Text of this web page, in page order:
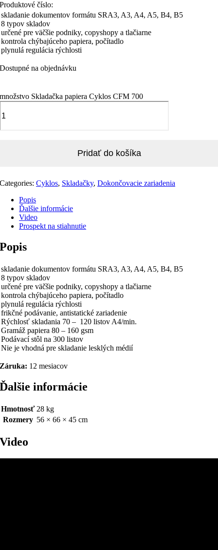
Produktové číslo:
skladanie dokumentov formátu SRA3, A3, A4, A5, B4, B5
8 typov skladov
určené pre väčšie podniky, copyshopy a tlačiarne
kontrola chýbajúceho papiera, počítadlo
plynulá regulácia rýchlosti
Dostupné na objednávku
množstvo Skladačka papiera Cyklos CFM 700
Pridať do košíka
Categories:Cyklos, Skladačky,Dokončovacie zariadenia
Popis
Ďalšie informácie
Video
Prospekt na stiahnutie
Popis
skladanie dokumentov formátu SRA3, A3, A4, A5, B4, B5
8 typov skladov
určené pre väčšie podniky, copyshopy a tlačiarne
kontrola chýbajúceho papiera, počítadlo
plynulá regulácia rýchlosti
frikčné podávanie, antistatické zariadenie
Rýchlosť skladania 70 – 120 listov A4/min.
Gramáž papiera 80 – 160 gsm
Podávací stôl na 300 listov
Nie je vhodná pre skladanie lesklých médií
Záruka: 12 mesiacov
Ďalšie informácie
Hmotnosť 28 kg
Rozmery 56 × 66 × 45 cm
Video